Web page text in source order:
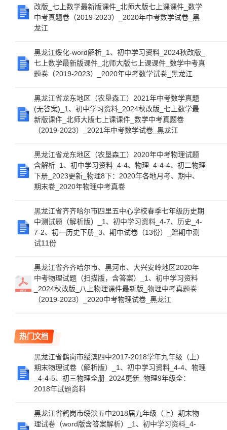
改版_七上数学最新版课件_北师大版七上课课件_数学
中考真题卷（2019-2023）_2020年中考数学试卷_黑
龙江
黑龙江绥化-word解析_1、初中学习资料_2024秋改版_
七上数学最新版课件_北师大版七上课课件_数学中考真
题卷（2019-2023）_2020年中考数学试卷_黑龙江
黑龙江省龙东地区（农垦森工）2021年中考数学真题
(无答案)_1、初中学习资料_2024秋改版_七上数学最
新版课件_北师大版七上课课件_数学中考真题卷
（2019-2023）_2021年中考数学试卷_黑龙江
黑龙江省龙东地区（农垦森工）2020年中考物理试题
含解析_1、初中学习资料_4-4、物理_4-4-4、初二物理
下册_2023更新_物理8下：2020年各地月考、期中、
期末卷_2020年物理中考真卷
黑龙江省齐齐哈尔市四里五中心学校春季七年级历史期
中测试题（解析版）_1、初中学习资料_4-7、历史_4-
7-2、初一历史下册_3、期中试卷（13份）_赠期中测
试11份
黑龙江省齐齐哈尔市、黑河市、大兴安岭地区2020年
中考物理试题（扫描版，含答案）_1、初中学习资料
_2024秋改版_八上物理课件最新版_物理中考真题卷
（2019-2023）_2020中考物理试卷_黑龙江
热门文档
黑龙江省鹤岗市绥滨四中2017-2018学年九年级（上）
期末物理试卷（解析版）_1、初中学习资料_4-4、物理
_4-4-5、初三物理全册_2024更新_物理9年级全：
2018年试题资料
黑龙江省鹤岗市绥滨五中2018届九年级（上）期末物
理试卷（word版含答案解析）_1、初中学习资料_4-